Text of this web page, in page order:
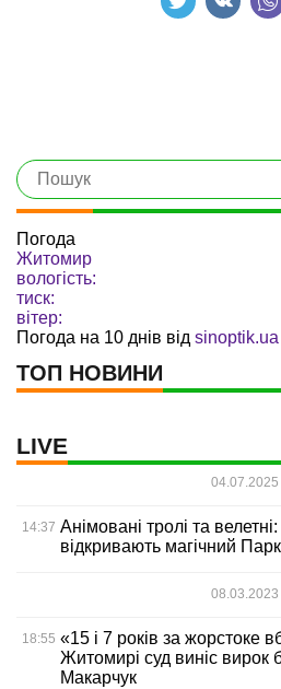
Погода
Житомир
вологість:
тиск:
вітер:
Погода на 10 днів від sinoptik.ua
ТОП НОВИНИ
LIVE
04.07.2025
14:37 Анімовані тролі та
відкривають магічний
08.03.2023
18:55 «15 і 7 років за жорстоке
Житомирі суд виніс вирок
Макарчук